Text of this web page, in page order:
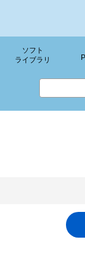
ソフト
ライブラリ